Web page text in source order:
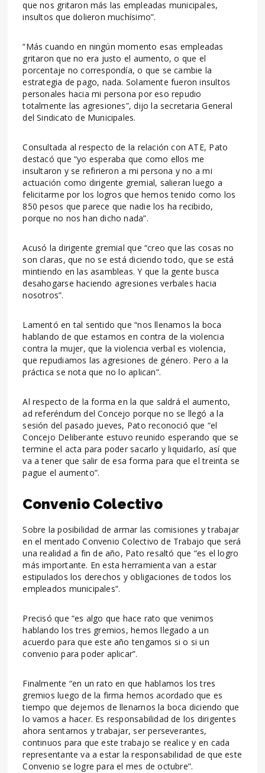
que nos gritaron más las empleadas municipales,
insultos que dolieron muchísimo”.
“Más cuando en ningún momento esas empleadas
gritaron que no era justo el aumento, o que el
porcentaje no correspondía, o que se cambie la
estrategia de pago, nada. Solamente fueron insultos
personales hacia mi persona por eso repudio
totalmente las agresiones”, dijo la secretaria General
del Sindicato de Municipales.
Consultada al respecto de la relación con ATE, Pato
destacó que “yo esperaba que como ellos me
insultaron y se refirieron a mi persona y no a mi
actuación como dirigente gremial, salieran luego a
felicitarme por los logros que hemos tenido como los
850 pesos que parece que nadie los ha recibido,
porque no nos han dicho nada”.
Acusó la dirigente gremial que “creo que las cosas no
son claras, que no se está diciendo todo, que se está
mintiendo en las asambleas. Y que la gente busca
desahogarse haciendo agresiones verbales hacia
nosotros”.
Lamentó en tal sentido que “nos llenamos la boca
hablando de que estamos en contra de la violencia
contra la mujer, que la violencia verbal es violencia,
que repudiamos las agresiones de género. Pero a la
práctica se nota que no lo aplican”.
Al respecto de la forma en la que saldrá el aumento,
ad referéndum del Concejo porque no se llegó a la
sesión del pasado jueves, Pato reconoció que “el
Concejo Deliberante estuvo reunido esperando que se
termine el acta para poder sacarlo y liquidarlo, así que
va a tener que salir de esa forma para que el treinta se
pague el aumento”.
Convenio Colectivo
Sobre la posibilidad de armar las comisiones y trabajar
en el mentado Convenio Colectivo de Trabajo que será
una realidad a fin de año, Pato resaltó que “es el logro
más importante. En esta herramienta van a estar
estipulados los derechos y obligaciones de todos los
empleados municipales”.
Precisó que “es algo que hace rato que venimos
hablando los tres gremios, hemos llegado a un
acuerdo para que este año tengamos si o si un
convenio para poder aplicar”.
Finalmente “en un rato en que hablamos los tres
gremios luego de la firma hemos acordado que es
tiempo que dejemos de llenarnos la boca diciendo que
lo vamos a hacer. Es responsabilidad de los dirigentes
ahora sentarnos y trabajar, ser perseverantes,
continuos para que este trabajo se realice y en cada
representante va a estar la responsabilidad de que este
Convenio se logre para el mes de octubre”.